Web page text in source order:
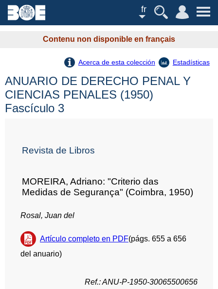
fr
Contenu non disponible en français
Acerca de esta colección Estadísticas
ANUARIO DE DERECHO PENAL Y
CIENCIAS PENALES (1950)
Fascículo 3
Revista de Libros
MOREIRA, Adriano: "Criterio das
Medidas de Segurança" (Coimbra, 1950)
Rosal, Juan del
Artículo completo en PDF(págs. 655 a 656
del anuario)
Ref.: ANU-P-1950-30065500656